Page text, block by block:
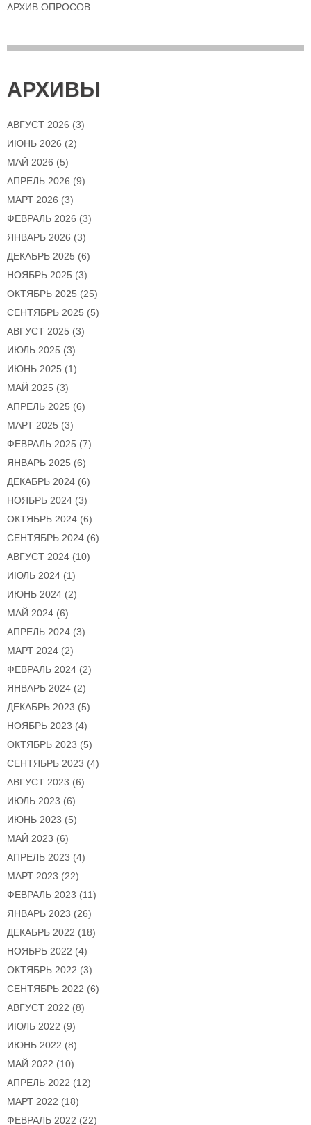
АРХИВ ОПРОСОВ
АРХИВЫ
АВГУСТ 2026 (3)
ИЮНЬ 2026 (2)
МАЙ 2026 (5)
АПРЕЛЬ 2026 (9)
МАРТ 2026 (3)
ФЕВРАЛЬ 2026 (3)
ЯНВАРЬ 2026 (3)
ДЕКАБРЬ 2025 (6)
НОЯБРЬ 2025 (3)
ОКТЯБРЬ 2025 (25)
СЕНТЯБРЬ 2025 (5)
АВГУСТ 2025 (3)
ИЮЛЬ 2025 (3)
ИЮНЬ 2025 (1)
МАЙ 2025 (3)
АПРЕЛЬ 2025 (6)
МАРТ 2025 (3)
ФЕВРАЛЬ 2025 (7)
ЯНВАРЬ 2025 (6)
ДЕКАБРЬ 2024 (6)
НОЯБРЬ 2024 (3)
ОКТЯБРЬ 2024 (6)
СЕНТЯБРЬ 2024 (6)
АВГУСТ 2024 (10)
ИЮЛЬ 2024 (1)
ИЮНЬ 2024 (2)
МАЙ 2024 (6)
АПРЕЛЬ 2024 (3)
МАРТ 2024 (2)
ФЕВРАЛЬ 2024 (2)
ЯНВАРЬ 2024 (2)
ДЕКАБРЬ 2023 (5)
НОЯБРЬ 2023 (4)
ОКТЯБРЬ 2023 (5)
СЕНТЯБРЬ 2023 (4)
АВГУСТ 2023 (6)
ИЮЛЬ 2023 (6)
ИЮНЬ 2023 (5)
МАЙ 2023 (6)
АПРЕЛЬ 2023 (4)
МАРТ 2023 (22)
ФЕВРАЛЬ 2023 (11)
ЯНВАРЬ 2023 (26)
ДЕКАБРЬ 2022 (18)
НОЯБРЬ 2022 (4)
ОКТЯБРЬ 2022 (3)
СЕНТЯБРЬ 2022 (6)
АВГУСТ 2022 (8)
ИЮЛЬ 2022 (9)
ИЮНЬ 2022 (8)
МАЙ 2022 (10)
АПРЕЛЬ 2022 (12)
МАРТ 2022 (18)
ФЕВРАЛЬ 2022 (22)